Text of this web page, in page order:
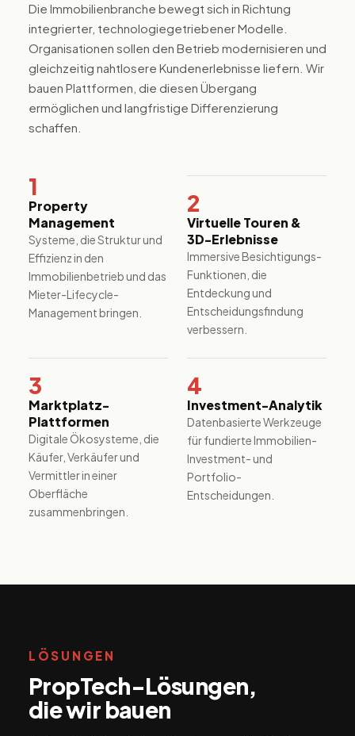
Die Immobilienbranche bewegt sich in Richtung
integrierter, technologiegetriebener Modelle.
Organisationen sollen den Betrieb modernisieren und
gleichzeitig nahtlosere Kundenerlebnisse liefern. Wir
bauen Plattformen, die diesen Übergang
ermöglichen und langfristige Differenzierung
schaffen.
1
Property
Management
Systeme, die Struktur und
Effizienz in den
Immobilienbetrieb und das
Mieter-Lifecycle-
Management bringen.
2
Virtuelle Touren &
3D-Erlebnisse
Immersive Besichtigungs-
Funktionen, die
Entdeckung und
Entscheidungsfindung
verbessern.
3
Marktplatz-
Plattformen
Digitale Ökosysteme, die
Käufer, Verkäufer und
Vermittler in einer
Oberfläche
zusammenbringen.
4
Investment-Analytik
Datenbasierte Werkzeuge
für fundierte Immobilien-
Investment- und
Portfolio-
Entscheidungen.
LÖSUNGEN
PropTech-Lösungen,
die wir bauen